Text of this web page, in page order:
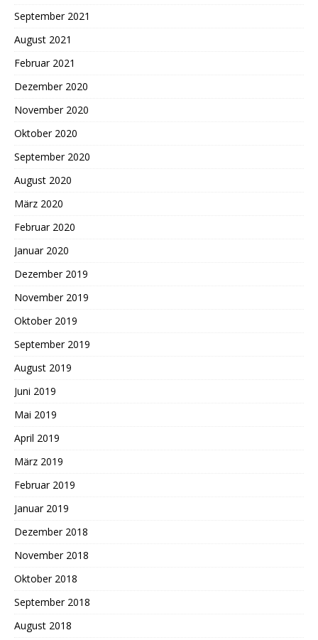
September 2021
August 2021
Februar 2021
Dezember 2020
November 2020
Oktober 2020
September 2020
August 2020
März 2020
Februar 2020
Januar 2020
Dezember 2019
November 2019
Oktober 2019
September 2019
August 2019
Juni 2019
Mai 2019
April 2019
März 2019
Februar 2019
Januar 2019
Dezember 2018
November 2018
Oktober 2018
September 2018
August 2018